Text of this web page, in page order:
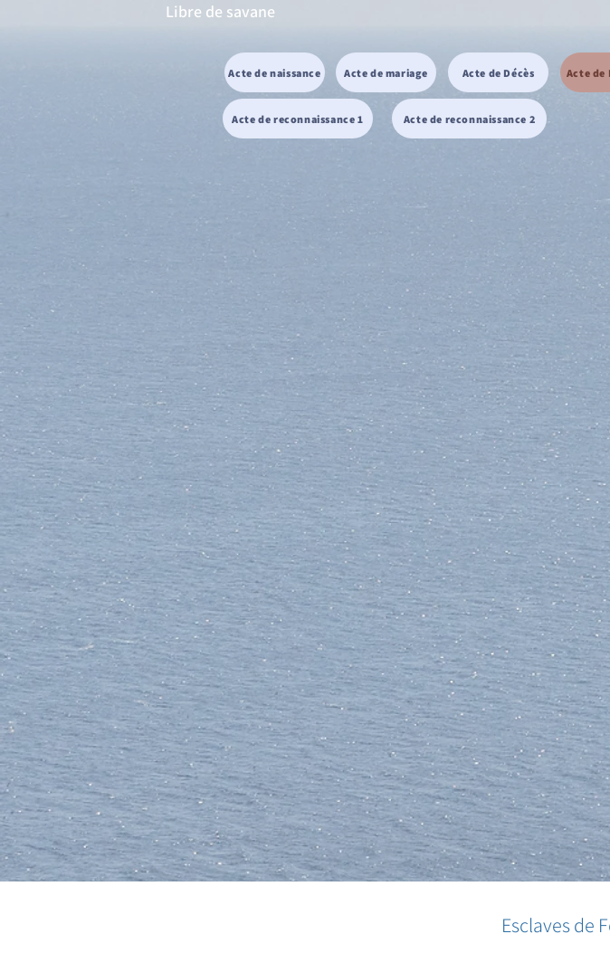
Libre de savane
Acte de naissance Acte de mariage Acte de Décès
Acte de reconnaissance 1 Acte de reconnaissance 2
Acte de
Esclaves de